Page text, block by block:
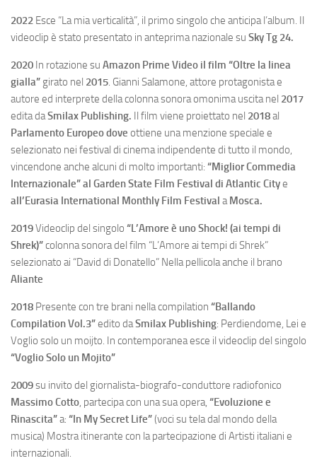
2022 Esce “La mia verticalità”, il primo singolo che anticipa l’album. Il
videoclip è stato presentato in anteprima nazionale su Sky Tg 24.
2020 In rotazione su Amazon Prime Video il film “Oltre la linea
gialla” girato nel 2015. Gianni Salamone, attore protagonista e
autore ed interprete della colonna sonora omonima uscita nel 2017
edita daSmilax Publishing. Il film viene proiettato nel 2018al
Parlamento Europeo dove ottiene una menzione speciale e
selezionato nei festival di cinema indipendente di tutto il mondo,
vincendone anche alcuni di molto importanti: “Miglior Commedia
Internazionale” al Garden State Film Festival di Atlantic Citye
all’Eurasia International Monthly Film Festival aMosca.
2019Videoclip del singolo “L’Amore è uno Shock! (ai tempi di
Shrek)”colonna sonora del film “L’Amore ai tempi di Shrek”
selezionato ai “David di Donatello” Nella pellicola anche il brano
Aliante
2018 Presente con tre brani nella compilation “Ballando
Compilation Vol.3”edito daSmilax Publishing: Perdiendome, Lei e
Voglio solo un moijto. In contemporanea esce il videoclip del singolo
“Voglio Solo un Mojito”
2009su invito del giornalista-biografo-conduttore radiofonico
Massimo Cotto, partecipa con una sua opera, “Evoluzione e
Rinascita”a: “In My Secret Life”(voci su tela dal mondo della
musica) Mostra itinerante con la partecipazione di Artisti italiani e
internazionali.